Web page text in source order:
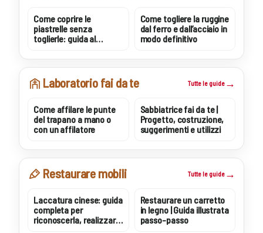
Come coprire le
piastrelle senza
toglierle: guida al
Come togliere la ruggine
dal ferro e dall’acciaio in
modo definitivo
Laboratorio fai da te Tutte le guide
Come affilare le punte
del trapano a mano o
con un affilatore
Sabbiatrice fai da te |
Progetto, costruzione,
suggerimenti e utilizzi
Restaurare mobili Tutte le guide
Laccatura cinese: guida
completa per
riconoscerla, realizzarla
Restaurare un carretto
in legno | Guida illustrata
passo-passo